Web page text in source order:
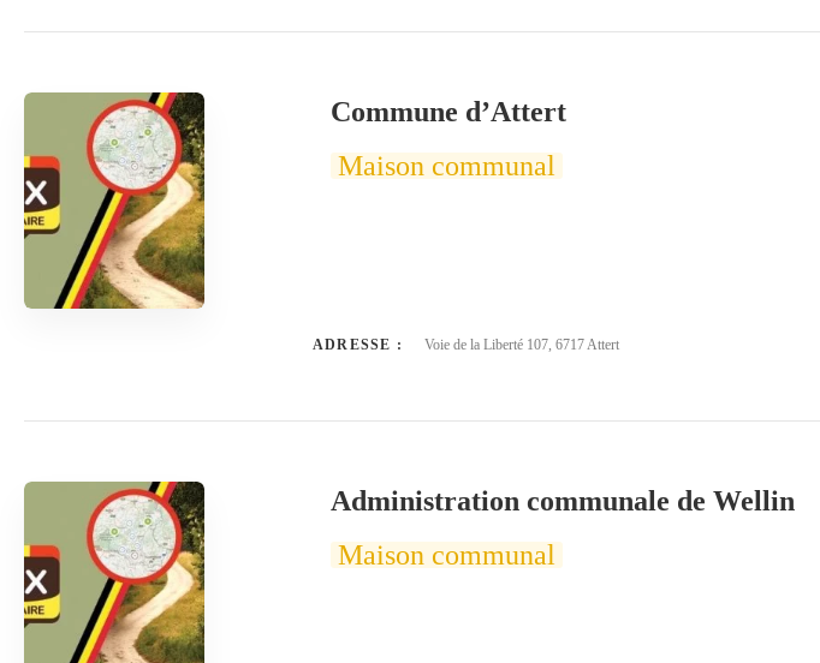
Commune d’Attert
Maison communal
ADRESSE : Voie de la Liberté 107, 6717 Attert
Administration communale de Wellin
Maison communal